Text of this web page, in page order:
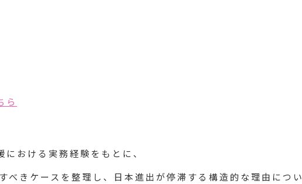
ら
おける実務経験をもとに、
べきケースを整理し、日本進出が停滞する構造的な理由につい